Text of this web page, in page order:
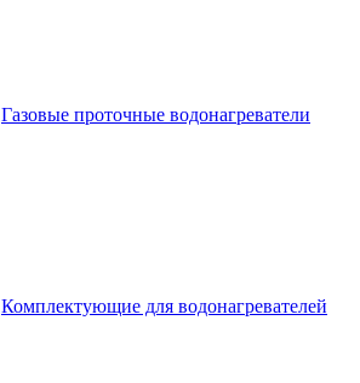
Газовые проточные водонагреватели
Комплектующие для водонагревателей